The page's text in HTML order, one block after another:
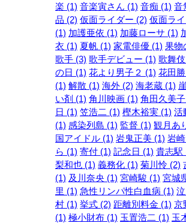
楽 (1) 音楽寅さん (1) 音痴 (1) 音
品 (2) 仮面ライダー (2) 仮面ラ
(1) 加護亜依 (1) 加藤ローサ (1)
衣 (1) 夏帆 (1) 家電俳優 (1) 果物
歌手 (3) 歌手デビュー (1) 歌舞
の日 (1) 花より男子２ (1) 花田
(1) 解散 (1) 海外 (2) 海老蔵 (1)
い剤 (1) 角川映画 (1) 角田久美
日 (1) 笠浩二 (1) 樫木裕実 (1) 活
(1) 感染列島 (1) 監督 (1) 観月あ
国アイドル (1) 岩鬼正美 (1) 岩
ら (1) 寄付 (1) 記念日 (1) 貴志駅
梨和也 (1) 義務化 (1) 菊川怜 (2)
(1) 及川奈央 (1) 宮崎駿 (1) 宮城
里 (1) 急性リンパ性白血病 (1)
村 (1) 挙式 (2) 距離別料金 (1) 京
(1) 極小財布 (1) 玉置浩二 (1) 玉